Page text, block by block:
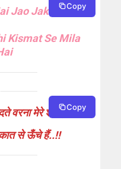
Jao Jakr Kharid
Kismat Se Mila
Copy
वरना मेरे शौक,
से ऊँचे हैं..!!
Copy